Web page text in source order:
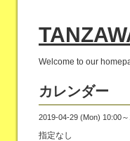
Welcome to our
カレンダー
2019-04-29 (Mon) 10:00
指定なし